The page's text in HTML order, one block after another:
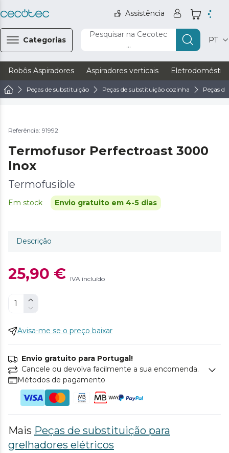
Assistência
Categorias
Pesquisar na Cecotec
...
PT
Robôs Aspiradores Aspiradores verticais
Peças de substituição Peças de substituição cozinha Peças
Referência: 91992
Termofusor Perfectroast 3000
Inox
Termofusible
Em stock Envio gratuito em 4-5 dias
Descrição
25,90 € IVA incluído
Avisa-me se o preço baixar
Envio gratuito para Portugal!
Cancele ou devolva facilmente a sua encomenda.
Métodos de pagamento
Mais Peças de substituição para
grelhadores elétricos